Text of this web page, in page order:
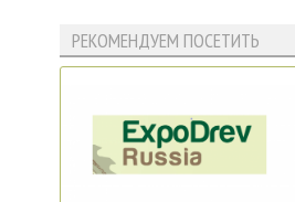
РЕКОМЕНДУЕМ ПОСЕТИТЬ